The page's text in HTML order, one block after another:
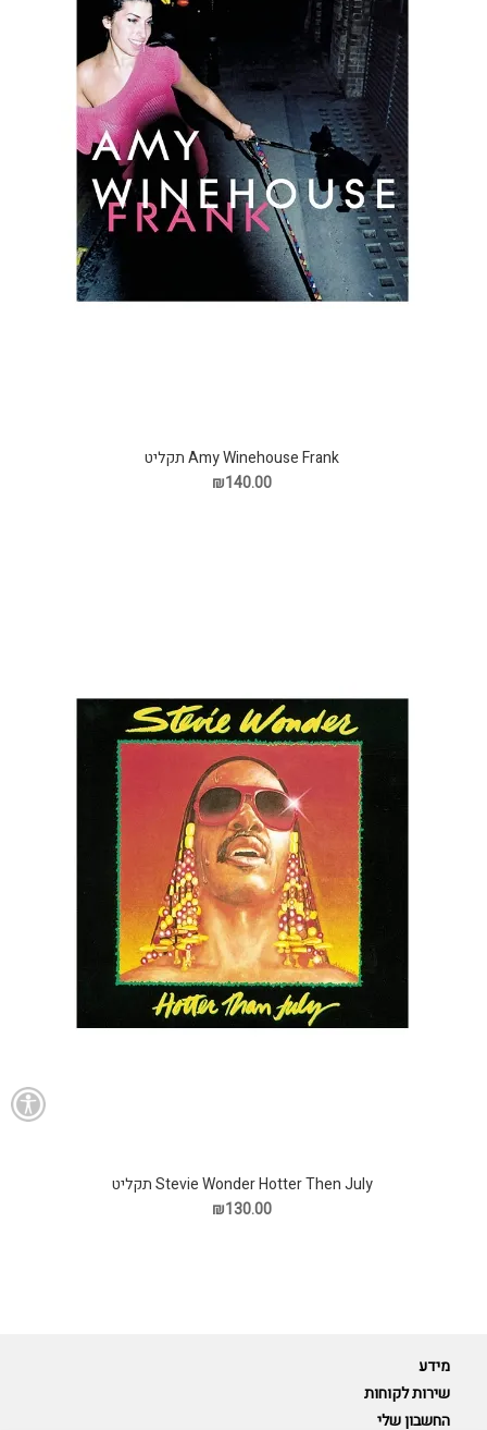
Amy Winehouse Frank תקליט
₪140.00
Stevie Wonder Hotter Then July תקליט
₪130.00
מידע
שירות לקוחות
החשבון שלי